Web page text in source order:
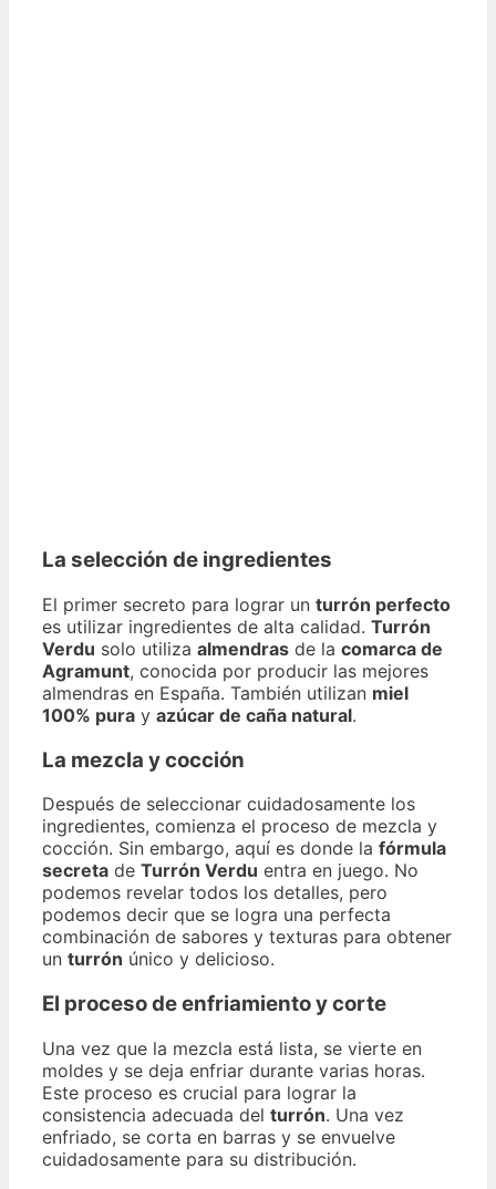
La selección de ingredientes
El primer secreto para lograr un turrón perfecto
es utilizar ingredientes de alta calidad. Turrón
Verdu solo utiliza almendras de la comarca de
Agramunt, conocida por producir las mejores
almendras en España. También utilizan miel
100% pura y azúcar de caña natural.
La mezcla y cocción
Después de seleccionar cuidadosamente los
ingredientes, comienza el proceso de mezcla y
cocción. Sin embargo, aquí es donde la fórmula
secreta de Turrón Verdu entra en juego. No
podemos revelar todos los detalles, pero
podemos decir que se logra una perfecta
combinación de sabores y texturas para obtener
un turrón único y delicioso.
El proceso de enfriamiento y corte
Una vez que la mezcla está lista, se vierte en
moldes y se deja enfriar durante varias horas.
Este proceso es crucial para lograr la
consistencia adecuada del turrón. Una vez
enfriado, se corta en barras y se envuelve
cuidadosamente para su distribución.